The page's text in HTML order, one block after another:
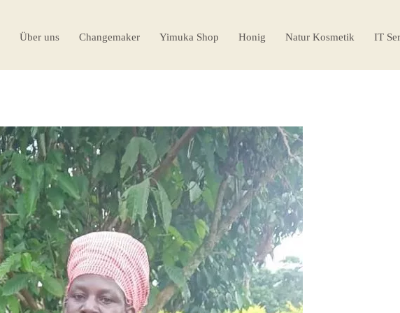
Über uns Changemaker Yimuka Shop Honig Natur Kosmetik IT